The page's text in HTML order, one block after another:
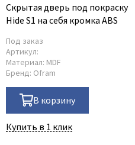
Скрытая дверь под покраску
Hide S1 на себя кромка ABS
Под заказ
Артикул:
Материал: MDF
Бренд: Ofram
В корзину
Купить в 1 клик